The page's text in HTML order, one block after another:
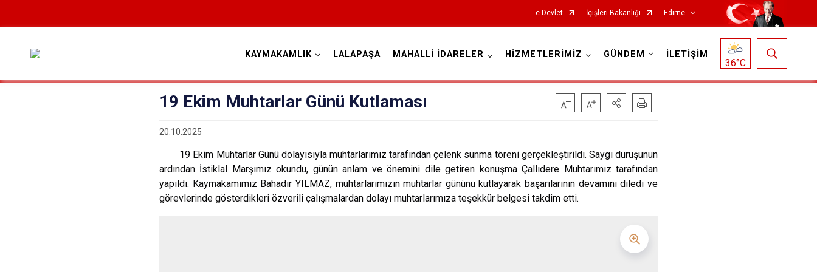
e-Devlet İçişleri Bakanlığı Edirne
Enez
Havsa
KAYMAKAMLIK LALAPAŞA MAHALLİ İDARELER HİZMETLERİMİZ GÜNDEM İLETİŞİM
36°C
19 Ekim Muhtarlar Günü Kutlaması
20.10.2025
19 Ekim Muhtarlar Günü dolayısıyla muhtarlarımız tarafından çelenk sunma töreni gerçekleştirildi. Saygı duruşunun
ardından İstiklal Marşımız okundu, günün anlam ve önemini dile getiren konuşma Çallıdere Muhtarımız tarafından
yapıldı. Kaymakamımız Bahadır YILMAZ, muhtarlarımızın muhtarlar gününü kutlayarak başarılarının devamını diledi ve
görevlerinde gösterdikleri özverili çalışmalardan dolayı muhtarlarımıza teşekkür belgesi takdim etti.